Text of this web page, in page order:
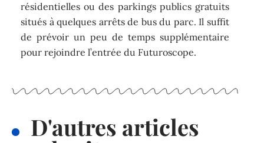
résidentielles ou des parkings publics gratuits
situés à quelques arrêts de bus du parc. Il suffit
de prévoir un peu de temps supplémentaire
pour rejoindre l’entrée du Futuroscope.
D'autres articles